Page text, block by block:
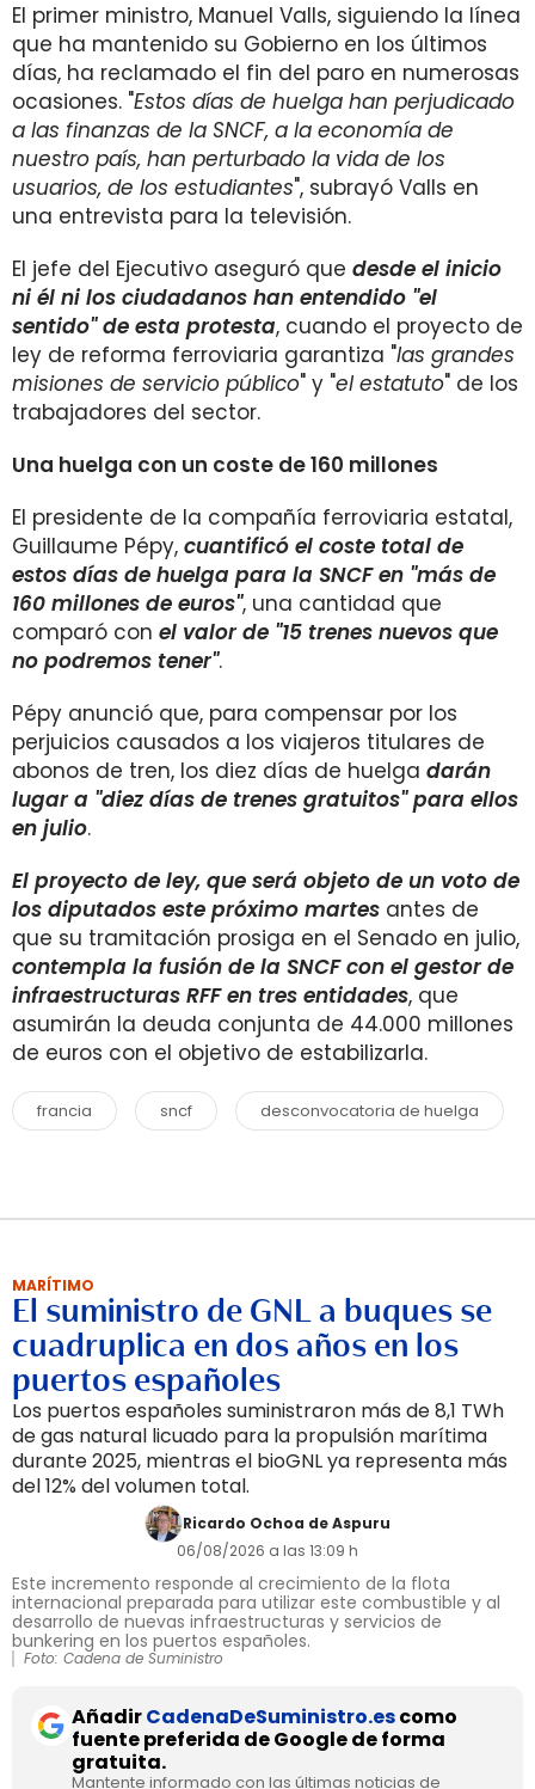
El primer ministro, Manuel Valls, siguiendo la línea
que ha mantenido su Gobierno en los últimos
días, ha reclamado el fin del paro en numerosas
ocasiones. "Estos días de huelga han perjudicado
a las finanzas de la SNCF, a la economía de
nuestro país, han perturbado la vida de los
usuarios, de los estudiantes", subrayó Valls en
una entrevista para la televisión.
El jefe del Ejecutivo aseguró que desde el inicio
ni él ni los ciudadanos han entendido "el
sentido" de esta protesta, cuando el proyecto de
ley de reforma ferroviaria garantiza "las grandes
misiones de servicio público" y "el estatuto" de los
trabajadores del sector.
Una huelga con un coste de 160 millones
El presidente de la compañía ferroviaria estatal,
Guillaume Pépy, cuantificó el coste total de
estos días de huelga para la SNCF en "más de
160 millones de euros", una cantidad que
comparó con el valor de "15 trenes nuevos que
no podremos tener".
Pépy anunció que, para compensar por los
perjuicios causados a los viajeros titulares de
abonos de tren, los diez días de huelga darán
lugar a "diez días de trenes gratuitos" para ellos
en julio.
El proyecto de ley, que será objeto de un voto de
los diputados este próximo martes antes de
que su tramitación prosiga en el Senado en julio,
contempla la fusión de la SNCF con el gestor de
infraestructuras RFF en tres entidades, que
asumirán la deuda conjunta de 44.000 millones
de euros con el objetivo de estabilizarla.
francia sncf desconvocatoria de huelga
MARÍTIMO
El suministro de GNL a buques se
cuadruplica en dos años en los
puertos españoles
Los puertos españoles suministraron más de 8,1 TWh
de gas natural licuado para la propulsión marítima
durante 2025, mientras el bioGNL ya representa más
del 12% del volumen total.
Ricardo Ochoa de Aspuru
06/08/2026 a las 13:09 h
Este incremento responde al crecimiento de la flota
internacional preparada para utilizar este combustible y al
desarrollo de nuevas infraestructuras y servicios de
bunkering en los puertos españoles.
Foto: Cadena de Suministro
AñadirCadenaDeSuministro.escomo
fuente preferida de Google de forma
gratuita.
Mantente informado con las últimas noticias de